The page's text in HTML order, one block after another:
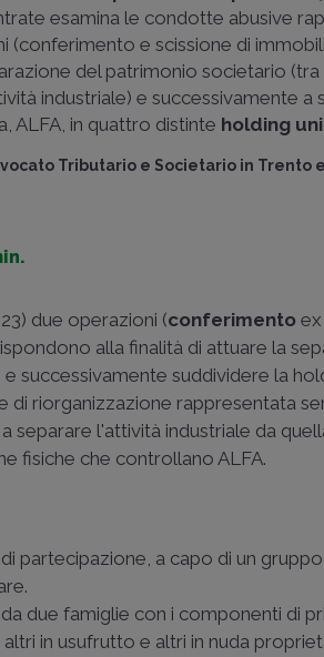
esamina le condotte abusive
(conferimento e scissione di
del patrimonio societario
industriale) e successivamente a
ALFA, in quattro distinte holding
Tributario e Societario in Trento
due operazioni (conferimento
alla finalità di attuare la
successivamente suddividere la
di riorganizzazione rappresentata
separare l'attività industriale da
fisiche che controllano ALFA.
di partecipazione, a capo di un
due famiglie con i componenti di
in usufrutto e altri in nuda